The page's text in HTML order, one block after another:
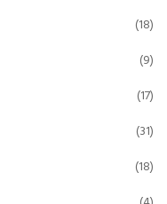
(18)
(9)
(17)
(31)
(18)